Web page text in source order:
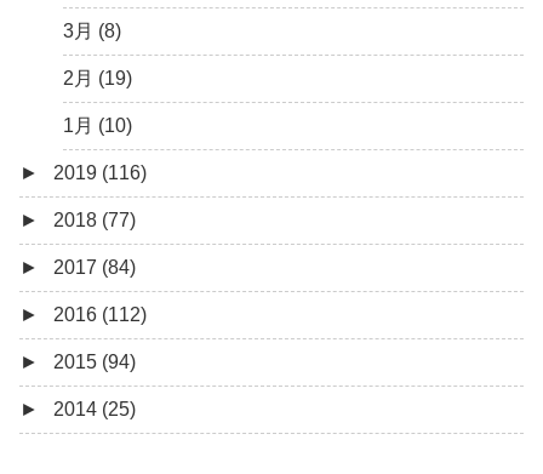
1月 (10)
3月 (8)
2月 (19)
1月 (10)
► 2019 (116)
12月 (9)
11月 (11)
10月 (9)
9月 (16)
8月 (9)
► 2018 (77)
12月 (6)
11月 (4)
10月 (8)
9月 (12)
► 2017 (84)
12月 (5)
11月 (3)
10月 (5)
► 2016 (112)
12月 (5)
11月 (11)
► 2015 (94)
12月 (4)
► 2014 (25)